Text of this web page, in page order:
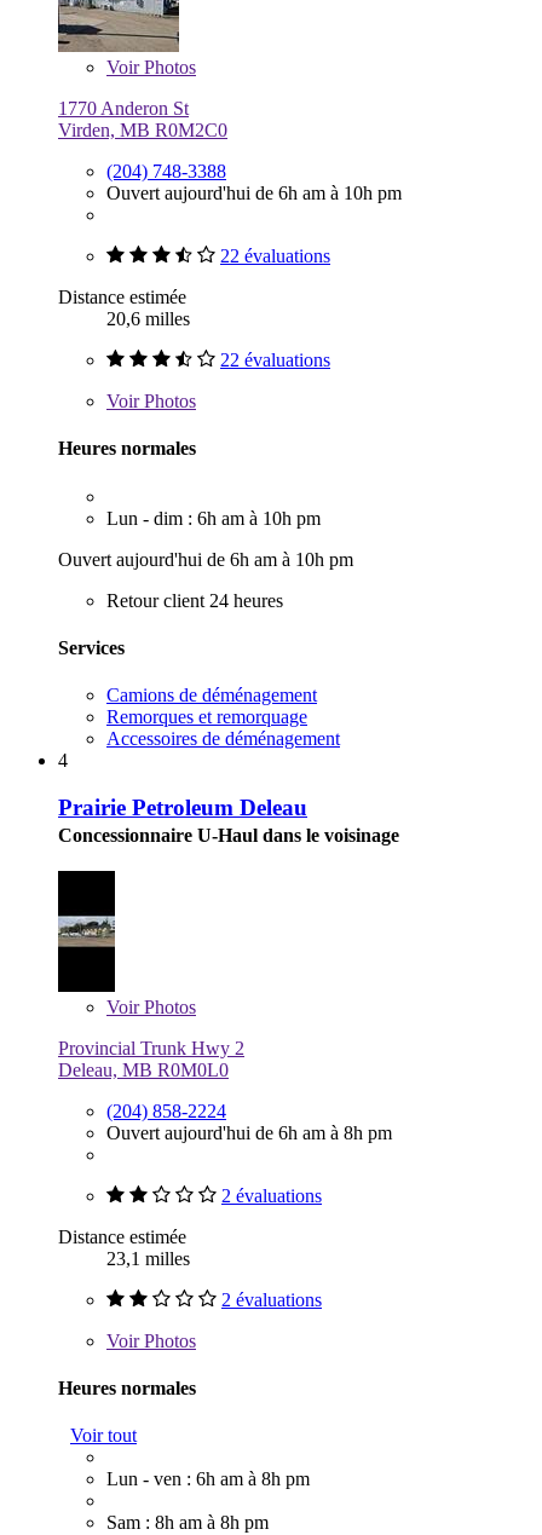
VoirPhotos
1770 Anderon St
Virden, MB R0M2C0
(204) 748-3388
Ouvert aujourd'hui de 6h am à 10h pm
22 évaluations
Distance estimée
20,6 milles
22 évaluations
VoirPhotos
Heures normales
Lun - dim : 6h am à 10h pm
Ouvert aujourd'hui de 6h am à 10h pm
Retour client 24 heures
Services
Camions de déménagement
Remorques et remorquage
Accessoires de déménagement
4
Prairie Petroleum Deleau
Concessionnaire U-Haul dans le voisinage
VoirPhotos
Provincial Trunk Hwy 2
Deleau, MB R0M0L0
(204) 858-2224
Ouvert aujourd'hui de 6h am à 8h pm
2 évaluations
Distance estimée
23,1 milles
2 évaluations
VoirPhotos
Heures normales
Voir tout
Lun - ven : 6h am à 8h pm
Sam : 8h am à 8h pm